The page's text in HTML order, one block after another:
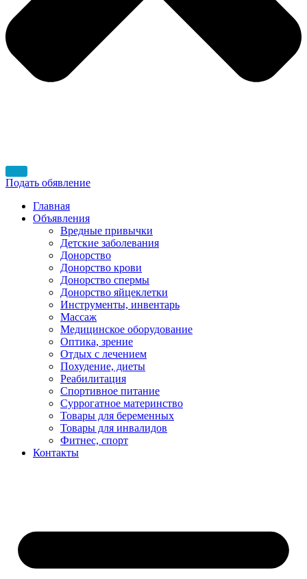
Подать обявление
Главная
Объявления
Вредные привычки
Детские заболевания
Донорство
Донорство крови
Донорство спермы
Донорство яйцеклетки
Инструменты, инвентарь
Массаж
Медицинское оборудование
Оптика, зрение
Отдых с лечением
Похудение, диеты
Реабилитация
Спортивное питание
Суррогатное материнство
Товары для беременных
Товары для инвалидов
Фитнес, спорт
Контакты